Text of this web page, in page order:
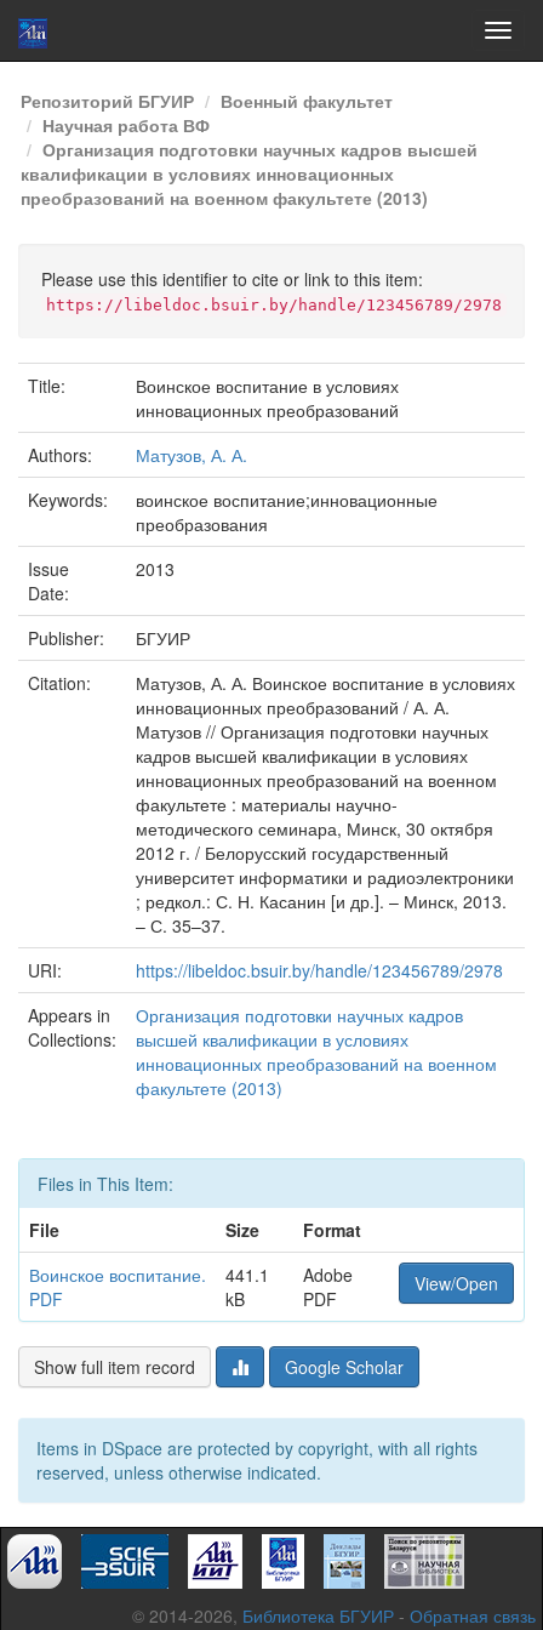
Skip
navigation
Репозиторий БГУИР
Военный факультет
Научная работа ВФ
Организация подготовки научных кадров высшей
квалификации в условиях инновационных
преобразований на военном факультете (2013)
Please use this identifier to cite or link to this item:
https://libeldoc.bsuir.by/handle/123456789/2978
Title:
Воинское воспитание в условиях
инновационных преобразований
Authors:
Матузов, А. А.
Keywords:
воинское воспитание;инновационные
преобразования
Issue
Date:
2013
Publisher:
БГУИР
Citation:
Матузов, А. А. Воинское воспитание в условиях
инновационных преобразований / А. А.
Матузов // Организация подготовки научных
кадров высшей квалификации в условиях
инновационных преобразований на военном
факультете : материалы научно-
методического семинара, Минск, 30 октября
2012 г. / Белорусский государственный
университет информатики и радиоэлектроники
; редкол.: С. Н. Касанин [и др.]. – Минск, 2013.
– С. 35–37.
URI:
https://libeldoc.bsuir.by/handle/123456789/2978
Appears in
Collections:
Организация подготовки научных кадров
высшей квалификации в условиях
инновационных преобразований на военном
факультете (2013)
Files in This Item:
File
Size
Format
Воинское воспитание.
PDF
441.1
kB
Adobe
PDF
View/Open
Show full item record Google Scholar
Items in DSpace are protected by copyright, with all rights
reserved, unless otherwise indicated.
© 2014-2026, Библиотека БГУИР - Обратная связь